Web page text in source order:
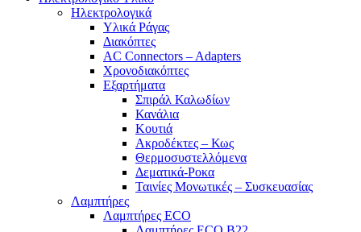
Ηλεκτρολογικά
Υλικά Ράγας
Διακόπτες
AC Connectors – Adapters
Χρονοδιακόπτες
Εξαρτήματα
Σπιράλ Καλωδίων
Κανάλια
Κουτιά
Ακροδέκτες – Κως
Θερμοσυστελλόμενα
Δεματικά-Ροκα
Ταινίες Μονωτικές – Συσκευασίας
Λαμπτήρες
Λαμπτήρες ECO